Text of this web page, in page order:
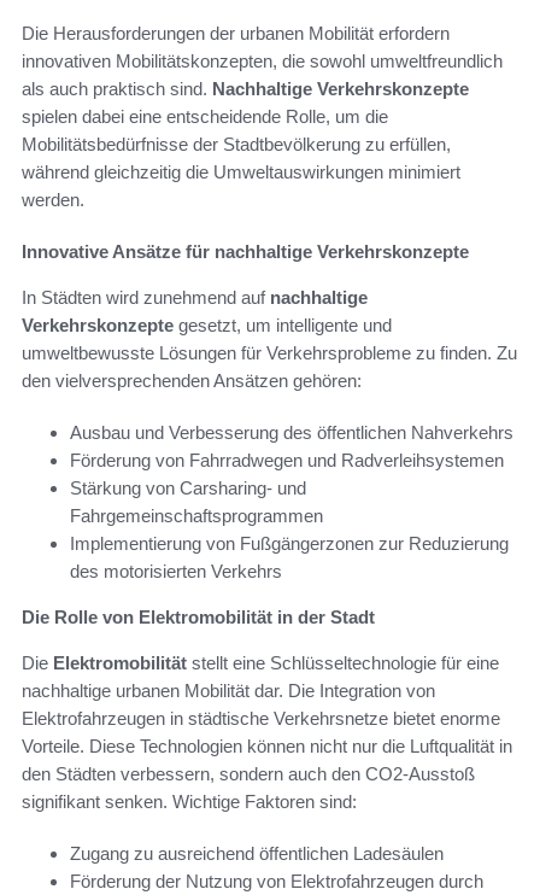
Die Herausforderungen der urbanen Mobilität erfordern
innovativen Mobilitätskonzepten, die sowohl umweltfreundlich
als auch praktisch sind. Nachhaltige Verkehrskonzepte
spielen dabei eine entscheidende Rolle, um die
Mobilitätsbedürfnisse der Stadtbevölkerung zu erfüllen,
während gleichzeitig die Umweltauswirkungen minimiert
werden.
Innovative Ansätze für nachhaltige Verkehrskonzepte
In Städten wird zunehmend auf nachhaltige
Verkehrskonzepte gesetzt, um intelligente und
umweltbewusste Lösungen für Verkehrsprobleme zu finden. Zu
den vielversprechenden Ansätzen gehören:
Ausbau und Verbesserung des öffentlichen Nahverkehrs
Förderung von Fahrradwegen und Radverleihsystemen
Stärkung von Carsharing- und
Fahrgemeinschaftsprogrammen
Implementierung von Fußgängerzonen zur Reduzierung
des motorisierten Verkehrs
Die Rolle von Elektromobilität in der Stadt
Die Elektromobilität stellt eine Schlüsseltechnologie für eine
nachhaltige urbanen Mobilität dar. Die Integration von
Elektrofahrzeugen in städtische Verkehrsnetze bietet enorme
Vorteile. Diese Technologien können nicht nur die Luftqualität in
den Städten verbessern, sondern auch den CO2-Ausstoß
signifikant senken. Wichtige Faktoren sind:
Zugang zu ausreichend öffentlichen Ladesäulen
Förderung der Nutzung von Elektrofahrzeugen durch